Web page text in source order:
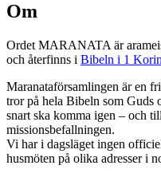
Om
Ordet MARANATA är
och återfinns i Bibeln i 1
Maranataförsamlingen är en
tror på hela Bibeln som Guds
snart ska komma igen – och
missionsbefallningen.
Vi har i dagsläget ingen
husmöten på olika adresser i